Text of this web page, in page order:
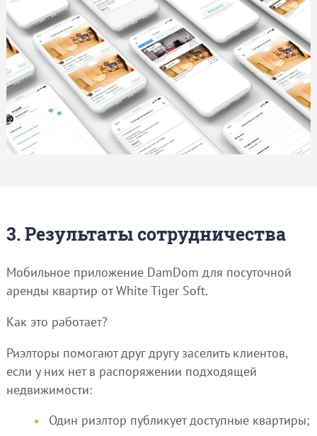
3. Результаты сотрудничества
Мобильное приложение DamDom для посуточной
аренды квартир от White Tiger Soft.
Как это работает?
Риэлторы помогают друг другу заселить клиентов,
если у них нет в распоряжении подходящей
недвижимости:
Один риэлтор публикует доступные квартиры;